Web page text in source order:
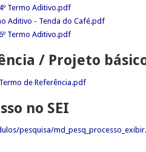
Termo Aditivo.pdf
Aditivo - Tenda do Café.pdf
Termo Aditivo.pdf
/ Projeto
de Referência.pdf
no SEI
pesquisa/